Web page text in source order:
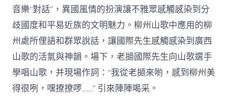
音樂“對話”，異國風情的扮演讓不雅眾感觸感染到分
歧國度和平易近族的文明魅力。柳州山歌中應用的柳
州處所俚語和群眾說話，讓國際先生感觸感染到廣西
山歌的活氣與神韻。場下，老撾國際先生向山歌選手
學唱山歌，并現場作詞：“我從老撾來喲，感到柳州美
得很咧，嘿撩撩啰……” 引來陣陣喝采。